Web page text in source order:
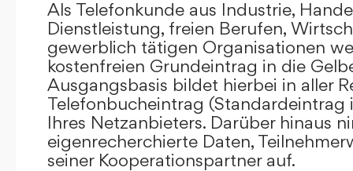
Als Telefonkunde aus Industrie,
Dienstleistung, freien Berufen,
gewerblich tätigen Organisationen
kostenfreien Grundeintrag in die
Ausgangsbasis bildet hierbei in aller
Telefonbucheintrag (Standardeintrag
Ihres Netzanbieters. Darüber hinaus
eigenrecherchierte Daten,
seiner Kooperationspartner auf.